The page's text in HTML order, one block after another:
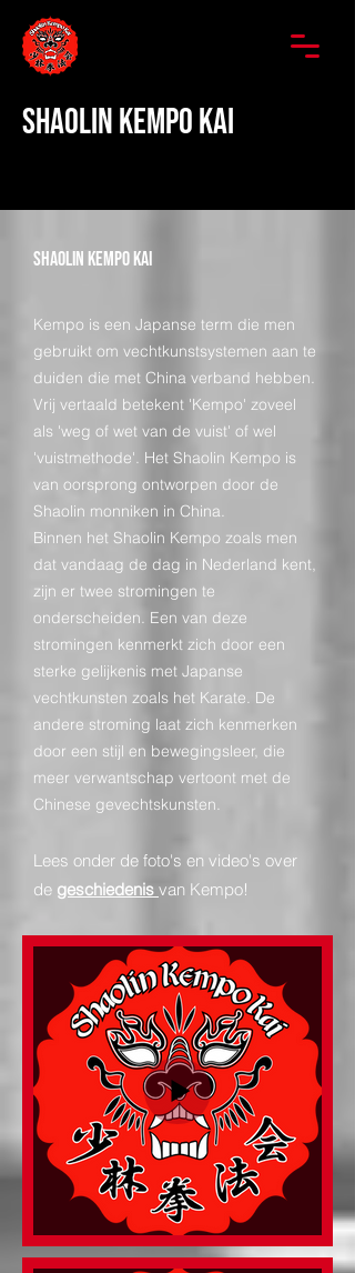
SHAOLIN KEMPO KAI
shaolin kempo kai
Kempo is een Japanse term die men
gebruikt om vechtkunstsystemen aan te
duiden die met China verband hebben.
Vrij vertaald betekent 'Kempo' zoveel
als 'weg of wet van de vuist' of wel
'vuistmethode'. Het Shaolin Kempo is
van oorsprong ontworpen door de
Shaolin monniken in China.
Binnen het Shaolin Kempo zoals men
dat vandaag de dag in Nederland kent,
zijn er twee stromingen te
onderscheiden. Een van deze
stromingen kenmerkt zich door een
sterke gelijkenis met Japanse
vechtkunsten zoals het Karate. De
andere stroming laat zich kenmerken
door een stijl en bewegingsleer, die
meer verwantschap vertoont met de
Chinese gevechtskunsten.
Lees onder de foto's en video's over
de geschiedenis van Kempo!